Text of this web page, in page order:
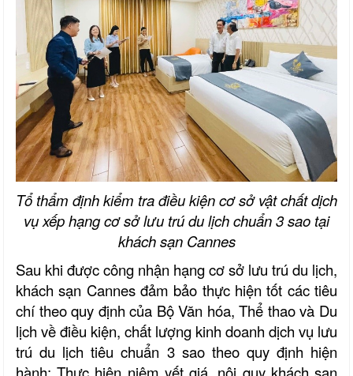
Tổ thẩm định kiểm tra điều kiện cơ sở vật chất dịch
vụ xếp hạng cơ sở lưu trú du lịch chuẩn 3 sao tại
khách sạn Cannes
Sau khi được công nhận hạng cơ sở lưu trú du lịch,
khách sạn Cannes đảm bảo thực hiện tốt các tiêu
chí theo quy định của Bộ Văn hóa, Thể thao và Du
lịch về điều kiện, chất lượng kinh doanh dịch vụ lưu
trú du lịch tiêu chuẩn 3 sao theo quy định hiện